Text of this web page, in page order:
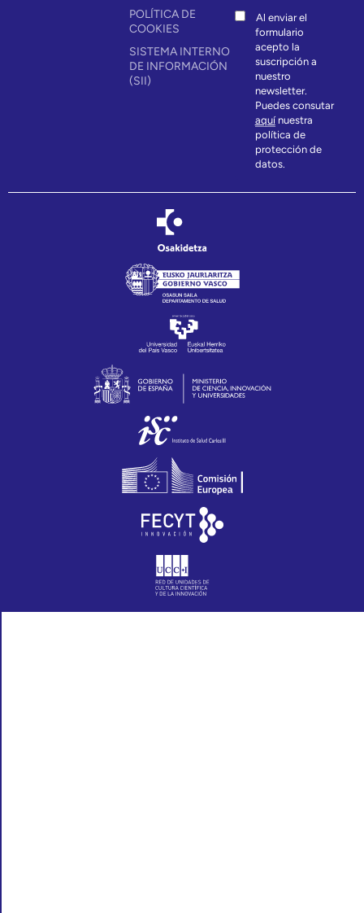
POLÍTICA DE
COOKIES
SISTEMA INTERNO
DE INFORMACIÓN
(SII)
Al enviar el
formulario
acepto la
suscripción a
nuestro
newsletter.
Puedes consutar
aquínuestra
política de
protección de
datos.